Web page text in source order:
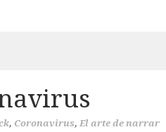
, Coronavirus, El arte de narrar